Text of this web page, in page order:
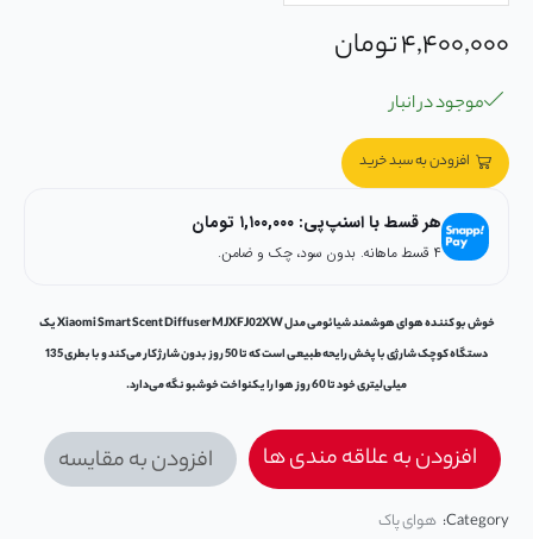
۴,۴۰۰,۰۰۰تومان
موجود در انبار
افزودن به سبد خرید
هر قسط با اسنپ‌پی: ۱,۱۰۰,۰۰۰ تومان
۴ قسط ماهانه. بدون سود، چک و ضامن.
خوش بو کننده هوای هوشمند شیائومی مدل Xiaomi Smart Scent Diffuser MJXFJ02XW یک
دستگاه کوچک شارژی با پخش رایحه طبیعی است که تا 50 روز بدون شارژ کار می‌کند و با بطری 135
میلی‌لیتری خود تا 60 روز هوا را یکنواخت خوشبو نگه می‌دارد.
افزودن به علاقه مندی ها افزودن به مقایسه
Category: هوای پاک